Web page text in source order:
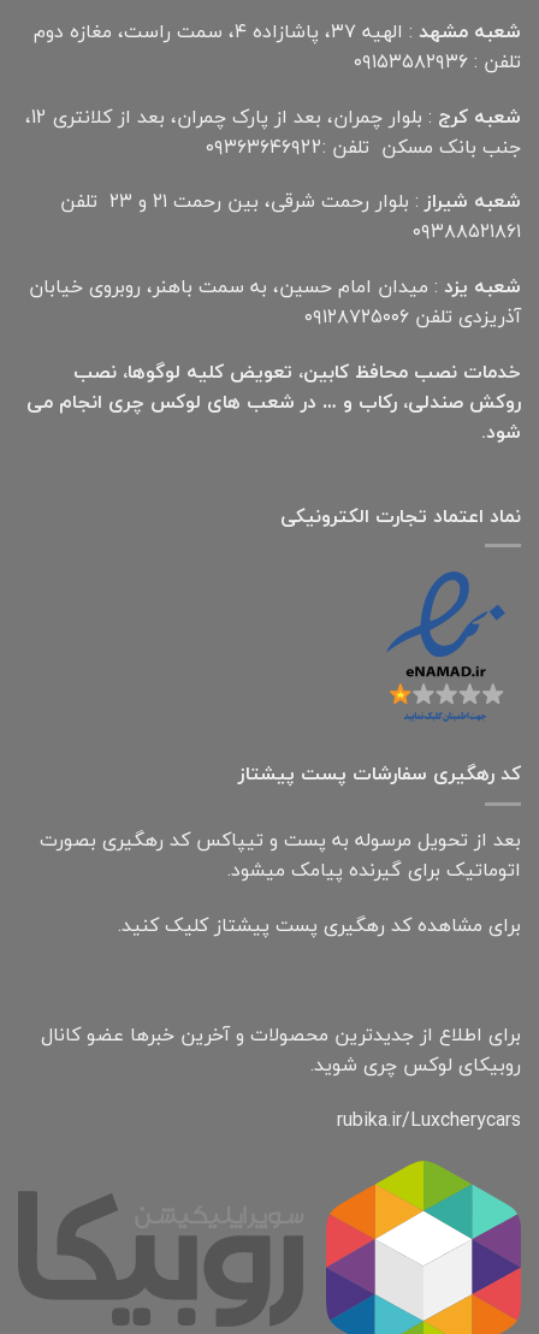
شعبه مشهد
: الهیه ۳۷، پاشازاده ۴، سمت راست، مغازه دوم
تلفن : ۰۹۱۵۳۵۸۲۹۳۶
شعبه کرج
: بلوار چمران، بعد از پارک چمران، بعد از کلانتری 12،
جنب بانک مسکن تلفن :۰۹۳۶۳۶۴۶۹22
شعبه شیراز
: بلوار رحمت شرقی، بین رحمت ۲۱ و ۲۳ تلفن
۰۹۳۸۸۵۲۱۸۶۱
شعبه یزد : میدان امام حسین، به سمت باهنر، روبروی خیابان
آذریزدی تلفن ۰۹۱۲۸۷۲۵۰۰۶
خدمات نصب محافظ کابین، تعویض کلیه لوگوها، نصب
روکش صندلی، رکاب و … در شعب های لوکس چری انجام می
شود.
نماد اعتماد تجارت الكترونیكی
کد رهگیری سفارشات پست پیشتاز
بعد از تحویل مرسوله به پست و تیپاکس کد رهگیری بصورت
اتوماتیک برای گیرنده پیامک میشود.
برای مشاهده کد رهگیری پست پیشتاز کلیک کنید.
برای اطلاع از جدیدترین محصولات و آخرین خبرها عضو کانال
روبیکای لوکس چری شوید.
rubika.ir/Luxcherycars